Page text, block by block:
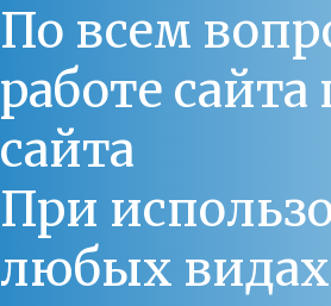
По всем
работе
сайта
При
любых